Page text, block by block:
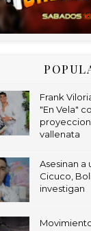
Frank
"En Vela"
vallenata
Asesinan a
Cicuco,
investigan